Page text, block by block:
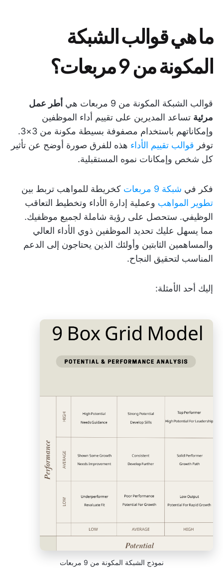
ما هي قوالب الشبكة
المكونة من 9 مربعات؟
قوالب الشبكة المكونة من 9 مربعات هي
أطر عمل
مرئية تساعد المديرين على تقييم أداء الموظفين
وإمكاناتهم باستخدام مصفوفة بسيطة مكونة من 3×3.
توفر قوالب تقييم الأداء هذه للفرق صورة أوضح عن تأثير
كل شخص وإمكانات نموه المستقبلية.
فكر في شبكة 9 مربعات
كخريطة للمواهب تربط بين
تطوير المواهب وعملية إدارة الأداء وتخطيط التعاقب
الوظيفي. ستحصل على رؤية شاملة لجميع موظفيك.
مما يسهل عليك تحديد الموظفين ذوي الأداء العالي
والمساهمين الثابتين وأولئك الذين يحتاجون إلى الدعم
المناسب لتحقيق النجاح.
إليك أحد الأمثلة:
نموذج الشبكة المكونة من 9 مربعات